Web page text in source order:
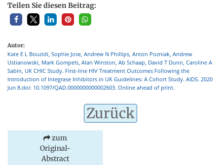
Teilen Sie diesen Beitrag:
Autor:
Kate E L Bouzidi, Sophie Jose, Andrew N Phillips, Anton Pozniak, Andrew
Ustianowski, Mark Gompels, Alan Winston, Ab Schaap, David T Dunn, Caroline A
Sabin, UK CHIC Study. First-line HIV Treatment Outcomes Following the
Introduction of Integrase Inhibitors in UK Guidelines: A Cohort Study. AIDS. 2020
Jun 8.doi: 10.1097/QAD.0000000000002603. Online ahead of print.
Zurück
zum
Original-
Abstract